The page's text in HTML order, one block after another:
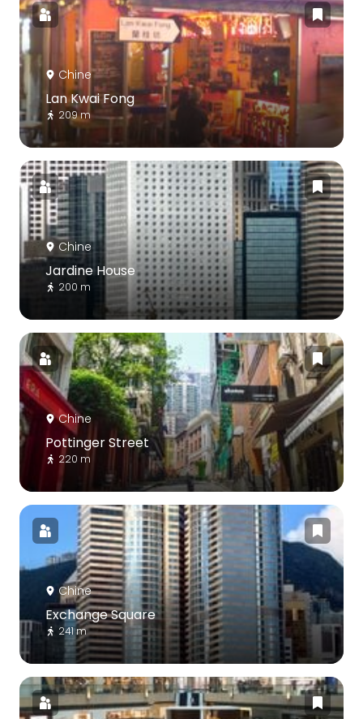
Chine
Lan Kwai Fong
209 m
Chine
Jardine House
200 m
Chine
Pottinger Street
220 m
Chine
Exchange Square
241 m